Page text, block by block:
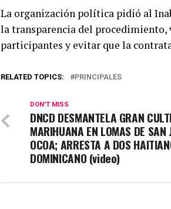
La organización política pidió al
la transparencia del procedimiento,
participantes y evitar que la
RELATED TOPICS: PRINCIPALES
DON'T MISS
DNCD DESMANTELA GRAN
MARIHUANA EN LOMAS DE SAN
OCOA; ARRESTA A DOS
DOMINICANO (video)